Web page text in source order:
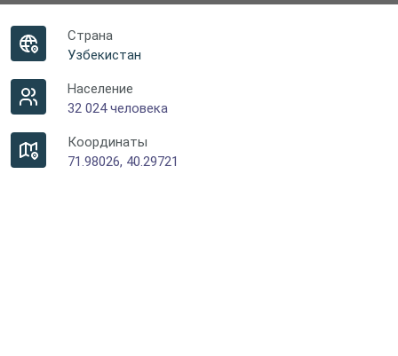
Страна
Узбекистан
Население
32 024 человека
Координаты
71.98026, 40.29721